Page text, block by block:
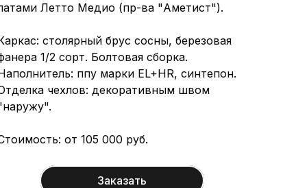
Заказать
Летто Медио (пр-ва "Аметист").
столярный брус сосны, березовая
1/2 сорт. Болтовая сборка.
ппу марки EL+HR, синтепон.
чехлов: декоративным швом
от 105 000 руб.